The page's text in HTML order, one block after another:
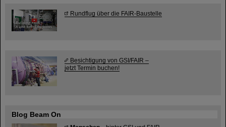
Rundflug über die FAIR-Baustelle
Besichtigung von GSI/FAIR –
jetzt Termin buchen!
Blog Beam On